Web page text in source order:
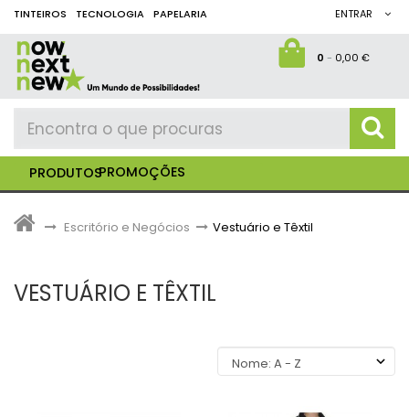
TINTEIROS TECNOLOGIA PAPELARIA ENTRAR
0- 0,00 €
PRODUTOSPROMOÇÕES
> Escritório e Negócios > Vestuário e Têxtil
VESTUÁRIO E TÊXTIL